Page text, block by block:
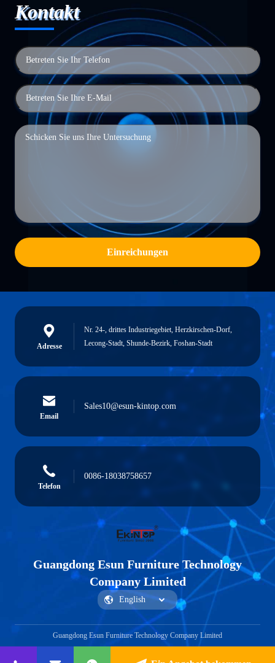
Kontakt
Einreichungen
Adresse
Nr. 24-, drittes Industriegebiet, Herzkirschen-Dorf,
Lecong-Stadt, Shunde-Bezirk, Foshan-Stadt
Email
Sales10@esun-kintop.com
Telefon
0086-18038758657
Guangdong Esun Furniture Technology
Company Limited
Guangdong Esun Furniture Technology Company Limited